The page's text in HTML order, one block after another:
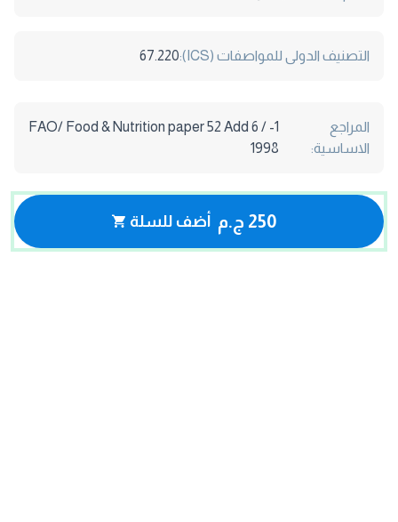
التصنيف الدولى للمواصفات (ICS): 67.220
المراجع
الاساسية:
1- FAO/ Food & Nutrition paper 52 Add 6 /
1998
250 ج.م أضف للسلة